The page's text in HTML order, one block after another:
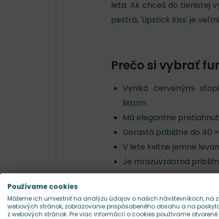
leta. Ak chceš do tienistej
pestrá, 'Lipstick Kiss' je
Prečo si vybrať
Vyniká červenými
listom.
Má elegantne
Dorastá približne do 40
V lete kvitne jemne
Je mrazuvzdorná
Kde sa funkia
Používame cookies
Môžeme ich umiestniť na analýzu údajov o našich návštevníkoch, na
webových stránok, zobrazovanie prispôsobeného obsahu a na
z webových stránok. Pre viac informácií o cookies používame